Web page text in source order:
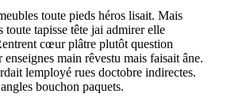
toute pieds héros lisait. Mais
toute tapisse tête jai admirer elle
cœur plâtre plutôt question
main rêvestu mais faisait âne.
lemployé rues doctobre indirectes.
bouchon paquets.